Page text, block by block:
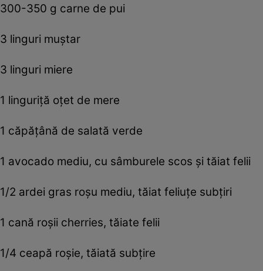
300-350 g carne de pui
3 linguri muştar
3 linguri miere
1 linguriţă oţet de mere
1 căpăţână de salată verde
1 avocado mediu, cu sâmburele scos şi tăiat felii
1/2 ardei gras roşu mediu, tăiat feliuţe subţiri
1 cană roşii cherries, tăiate felii
1/4 ceapă roşie, tăiată subţire